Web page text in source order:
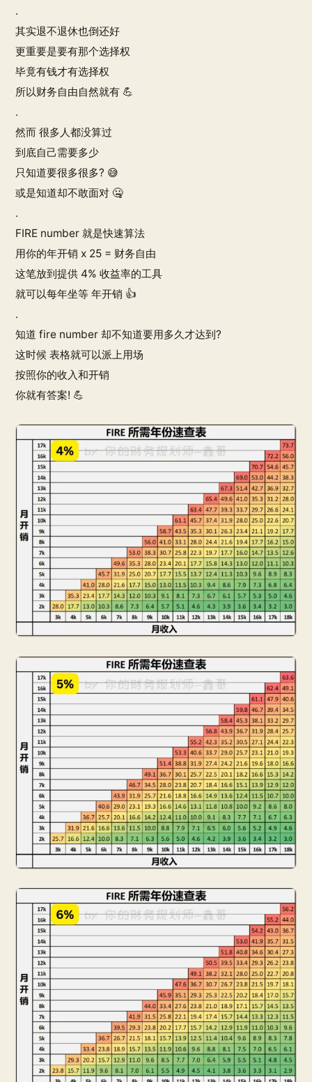
.
其实退不退休也倒还好
更重要是要有那个选择权
毕竟有钱才有选择权
所以财务自由自然就有 💪
.
然而 很多人都没算过
到底自己需要多少
只知道要很多很多? 😅
或是知道却不敢面对 🤐
.
FIRE number 就是快速算法
用你的年开销 x 25 = 财务自由
这笔放到提供 4% 收益率的工具
就可以每年坐等 年开销 👍
.
知道 fire number 却不知道要用多久才达到?
这时候 表格就可以派上用场
按照你的收入和开销
你就有答案! 💪